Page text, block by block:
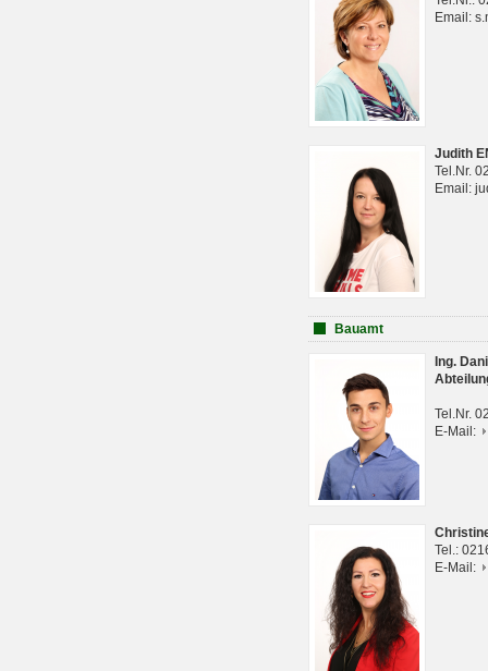
Email:
Judith
Tel.Nr.
Email:
Bauamt
Ing.
Tel.Nr.
E-Mail:
Tel.:
E-Mail: